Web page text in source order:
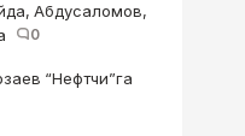
Абдусаломов,
0
“Нефтчи”га